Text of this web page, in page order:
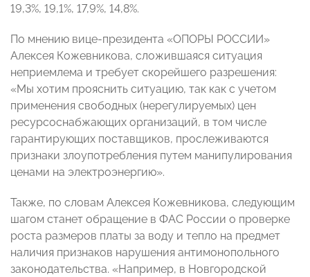
19,3%, 19,1%, 17,9%, 14,8%.
По мнению вице-президента «ОПОРЫ РОССИИ»
Алексея Кожевникова, сложившаяся ситуация
неприемлема и требует скорейшего разрешения:
«Мы хотим прояснить ситуацию, так как с учетом
применения свободных (нерегулируемых) цен
ресурсоснабжающих организаций, в том числе
гарантирующих поставщиков, прослеживаются
признаки злоупотребления путем манипулирования
ценами на электроэнергию».
Также, по словам Алексея Кожевникова, следующим
шагом станет обращение в ФАС России о проверке
роста размеров платы за воду и тепло на предмет
наличия признаков нарушения антимонопольного
законодательства. «Например, в Новгородской